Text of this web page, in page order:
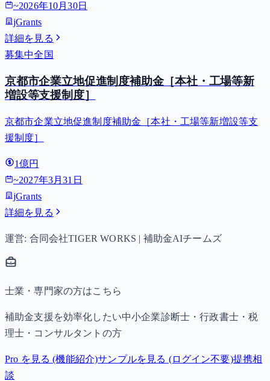
~2026年10月30日
jGrants
詳細を見る
募集中全国
京都市企業立地促進制度補助金［本社・工場等新
増設等支援制度］
京都市企業立地促進制度補助金［本社・工場等新増設等支
援制度］
1億円
~2027年3月31日
jGrants
詳細を見る
運営: 合同会社TIGER WORKS | 補助金AIチームズ
士業・専門家の方はこちら
補助金支援を効率化したい中小企業診断士・行政書士・税
理士・コンサルタントの方
Pro を見る (機能紹介)サンプルを見る (ログイン不要)提携相
談